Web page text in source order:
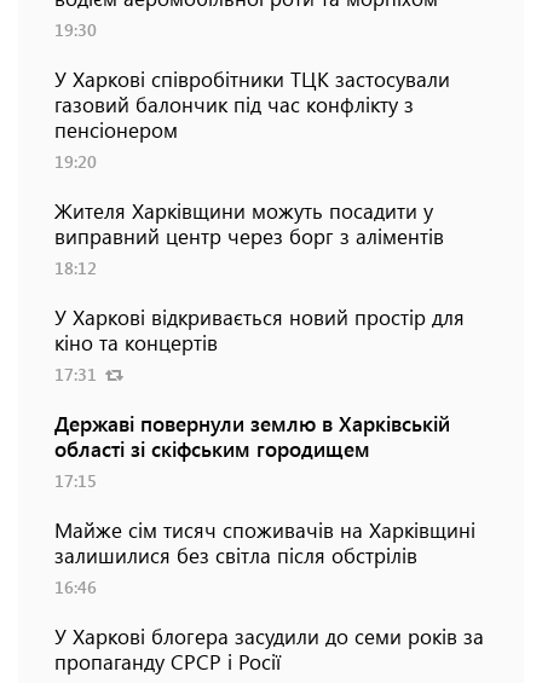
19:30
У Харкові співробітники ТЦК застосували
газовий балончик під час конфлікту з
пенсіонером
19:20
Жителя Харківщини можуть посадити у
виправний центр через борг з аліментів
18:12
У Харкові відкривається новий простір для
кіно та концертів
17:31
Державі повернули землю в Харківській
області зі скіфським городищем
17:15
Майже сім тисяч споживачів на Харківщині
залишилися без світла після обстрілів
16:46
У Харкові блогера засудили до семи років за
пропаганду СРСР і Росії